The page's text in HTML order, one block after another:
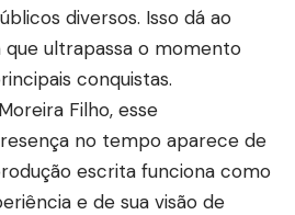
diversos. Isso dá ao
ultrapassa o momento
conquistas.
Filho, esse
no tempo aparece de
escrita funciona como
e de sua visão de